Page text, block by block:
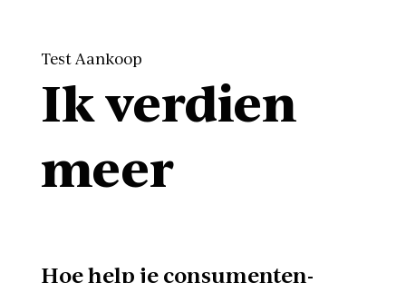
Test Aankoop
Ik verdien
meer
Hoe help je consumenten-